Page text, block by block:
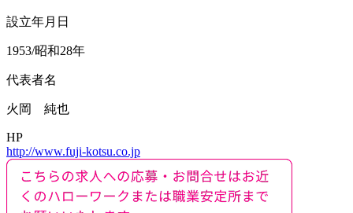
設立年月日
1953/昭和28年
代表者名
火岡 純也
HP
http://www.fuji-kotsu.co.jp